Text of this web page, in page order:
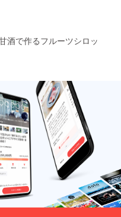
ル・レ
ケ（１
箱） ※
返礼品
として
お届け
する新
潟フ
ルーツ
シロッ
プはサ
ンプル
段階の
ものに
なりま
酒で作るフルーツシロッ